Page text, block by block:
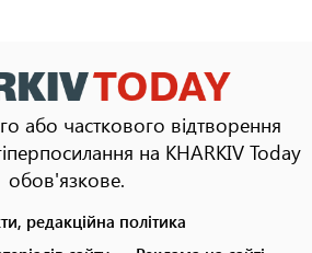
або часткового відтворення
на KHARKIV Today
обов'язкове.
редакційна політика